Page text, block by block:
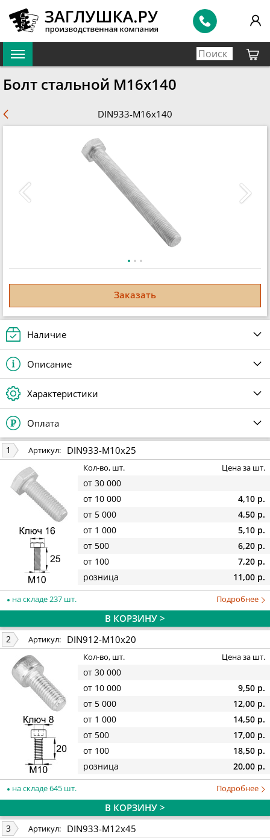
Болт стальной М16х140
DIN933-M16x140
Заказать
Наличие
Описание
Характеристики
Оплата
1 Артикул: DIN933-M10x25
Кол-во, шт. Цена за шт.
от 30 000
от 10 000
4,10 р.
от 5 000
4,50 р.
от 1 000
5,10 р.
от 500
6,20 р.
от 100
7,20 р.
розница
11,00 р.
на складе 237 шт. Подробнее
В КОРЗИНУ >
2 Артикул: DIN912-M10x20
Кол-во, шт. Цена за шт.
от 30 000
от 10 000
9,50 р.
от 5 000
12,00 р.
от 1 000
14,50 р.
от 500
17,00 р.
от 100
18,50 р.
розница
20,00 р.
на складе 645 шт. Подробнее
В КОРЗИНУ >
3 Артикул: DIN933-M12x45